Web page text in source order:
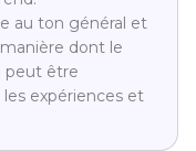
au ton général et
dont le
peut être
expériences et